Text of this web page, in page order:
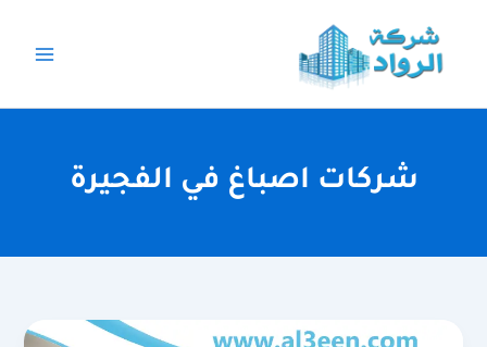
المحتوى
شركات اصباغ في الفجيرة